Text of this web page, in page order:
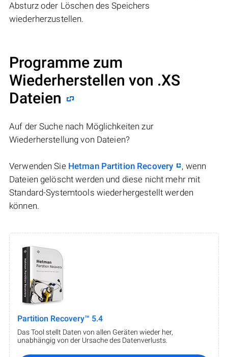
Absturz oder Löschen des Speichers
wiederherzustellen.
Programme zum
Wiederherstellen von .XS
Dateien
Auf der Suche nach Möglichkeiten zur
Wiederherstellung von Dateien?
Verwenden Sie Hetman Partition Recovery
, wenn
Dateien gelöscht werden und diese nicht mehr mit
Standard-Systemtools wiederhergestellt werden
können.
Partition Recovery™ 5.4
Das Tool stellt Daten von allen Geräten wieder her,
unabhängig von der Ursache des Datenverlusts.